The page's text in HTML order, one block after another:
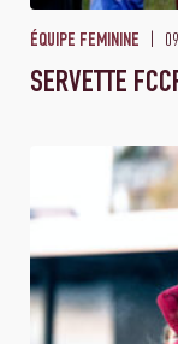
ÉQUIPE FEMININE
SERVETTE